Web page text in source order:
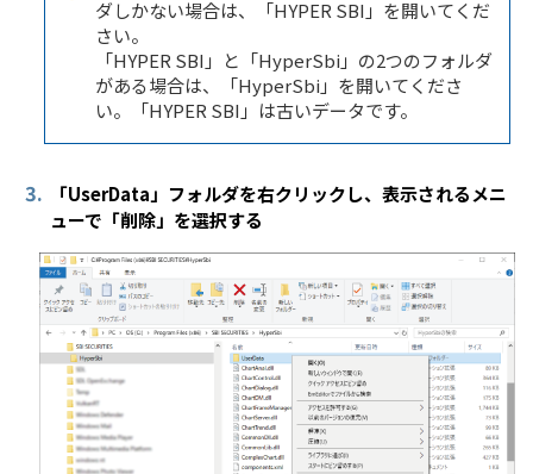
ダしかない場合は、「HYPER SBI」を開いてくだ
さい。
「HYPER SBI」と「HyperSbi」の2つのフォルダ
がある場合は、「HyperSbi」を開いてくださ
い。「HYPER SBI」は古いデータです。
3.
「UserData」フォルダを右クリックし、表示されるメニ
ューで「削除」を選択する